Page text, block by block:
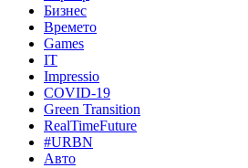
Бизнес
Времето
Games
IT
Impressio
COVID-19
Green Transition
RealTimeFuture
#URBN
Авто